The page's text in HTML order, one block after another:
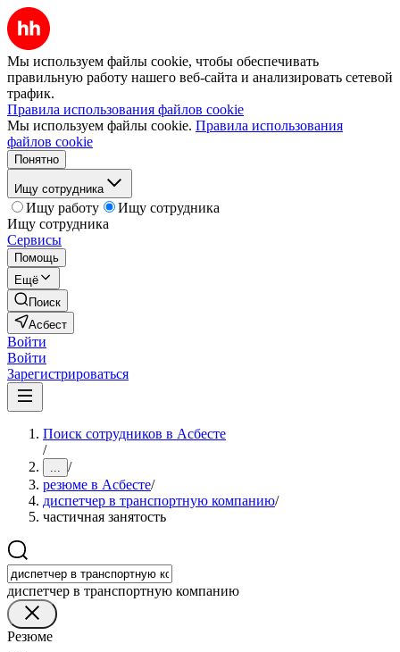
Мы используем файлы cookie, чтобы обеспечивать
правильную работу нашего веб-сайта и анализировать сетевой
трафик.
Правила использования файлов cookie
Мы используем файлы cookie. Правила использования
файлов cookie
Понятно
Ищу сотрудника
Ищу работу
Ищу сотрудника
Ищу сотрудника
Сервисы
Помощь
Ещё
Поиск
Асбест
Войти
Войти
Зарегистрироваться
Поиск сотрудников в Асбесте
/
... /
резюме в Асбесте/
диспетчер в транспортную компанию/
частичная занятость
диспетчер в транспортную компанию
Резюме